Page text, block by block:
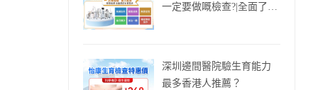
一定要做嘅檢查?|全面了解
深圳邊間醫院驗生育能力
最多香港人推薦？